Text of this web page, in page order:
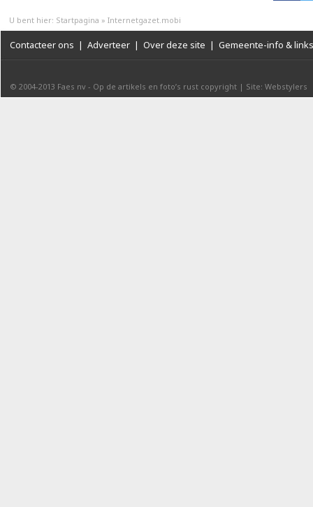
U bent hier: Startpagina » Internetgazet.mobi
Contacteer ons | Adverteer | Over deze site | Gemeente-info & links
© 2004-2013 Faes nv - Op de artikels en foto’s rust copyright | Site: Webstylers